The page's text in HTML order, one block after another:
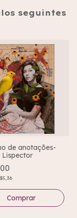
seguintes
de anotações-
Lispector